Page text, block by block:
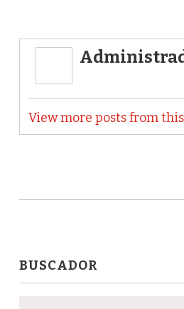
View more posts from
BUSCADOR